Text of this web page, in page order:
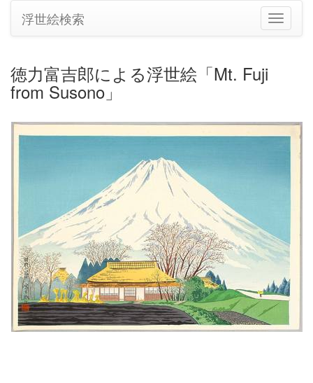
ナ
ビ
切
浮世絵検索
徳力富吉郎による浮世絵「Mt. Fuji
from Susono」